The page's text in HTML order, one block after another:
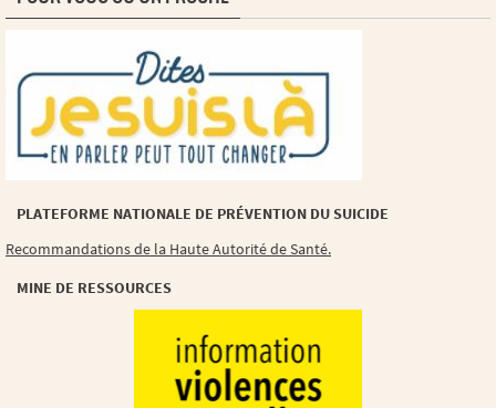
PLATEFORME NATIONALE DE PRÉVENTION DU SUICIDE
Recommandations de la Haute Autorité de Santé.
MINE DE RESSOURCES